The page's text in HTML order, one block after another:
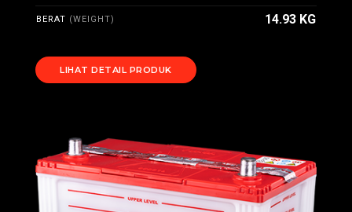
BERAT (WEIGHT) 14.93 KG
LIHAT DETAIL PRODUK